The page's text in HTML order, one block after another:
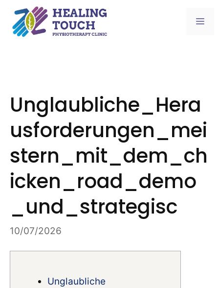
content
Unglaubliche_Hera
usforderungen_mei
stern_mit_dem_ch
icken_road_demo
_und_strategisc
10/07/2026
Unglaubliche